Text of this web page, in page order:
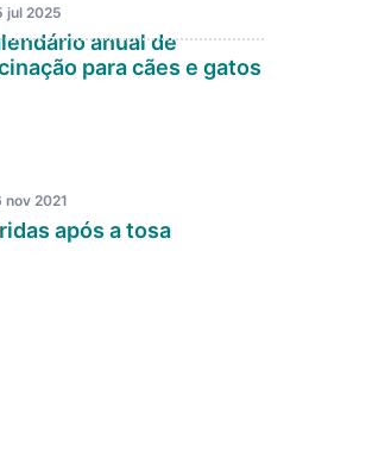
jul 2025
anual de
para cães e gatos
nov 2021
após a tosa